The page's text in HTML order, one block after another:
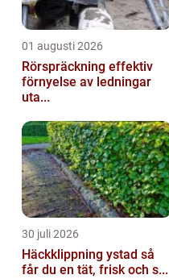
01 augusti 2026
Rörspräckning effektiv
förnyelse av ledningar
uta...
30 juli 2026
Häckklippning ystad så
får du en tät, frisk och s...